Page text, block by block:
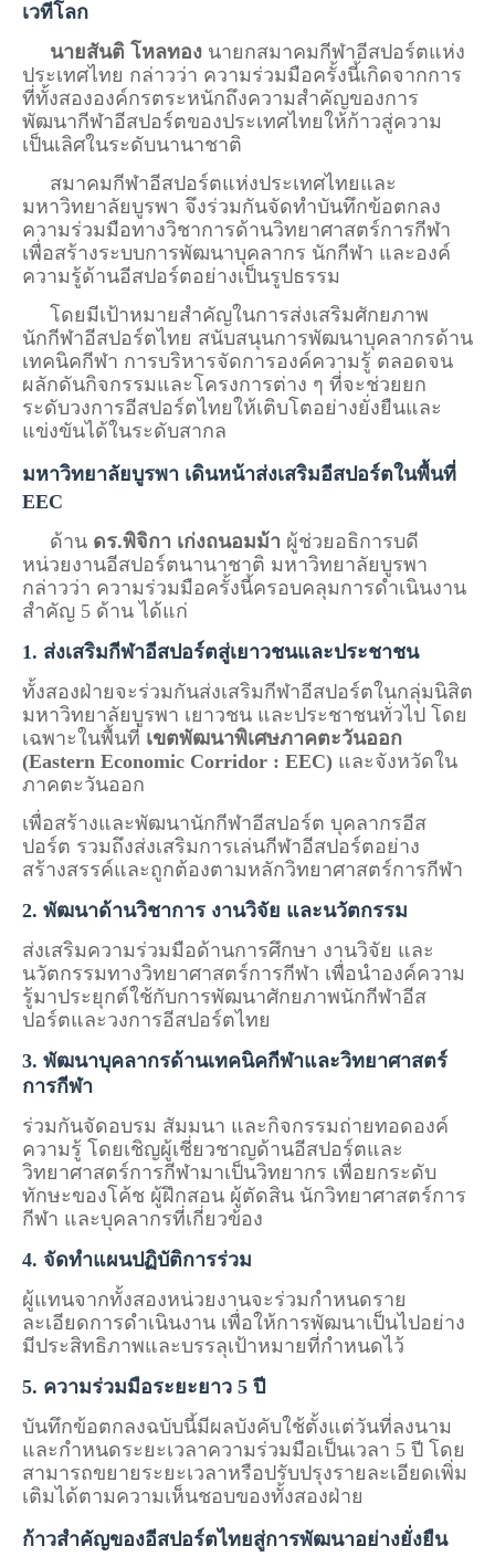
เวทีโลก
นายสันติ โหลทอง นายกสมาคมกีฬาอีสปอร์ตแห่ง
ประเทศไทย กล่าวว่า ความร่วมมือครั้งนี้เกิดจากการ
ที่ทั้งสององค์กรตระหนักถึงความสำคัญของการ
พัฒนากีฬาอีสปอร์ตของประเทศไทยให้ก้าวสู่ความ
เป็นเลิศในระดับนานาชาติ
สมาคมกีฬาอีสปอร์ตแห่งประเทศไทยและ
มหาวิทยาลัยบูรพา จึงร่วมกันจัดทำบันทึกข้อตกลง
ความร่วมมือทางวิชาการด้านวิทยาศาสตร์การกีฬา
เพื่อสร้างระบบการพัฒนาบุคลากร นักกีฬา และองค์
ความรู้ด้านอีสปอร์ตอย่างเป็นรูปธรรม
โดยมีเป้าหมายสำคัญในการส่งเสริมศักยภาพ
นักกีฬาอีสปอร์ตไทย สนับสนุนการพัฒนาบุคลากรด้าน
เทคนิคกีฬา การบริหารจัดการองค์ความรู้ ตลอดจน
ผลักดันกิจกรรมและโครงการต่าง ๆ ที่จะช่วยยก
ระดับวงการอีสปอร์ตไทยให้เติบโตอย่างยั่งยืนและ
แข่งขันได้ในระดับสากล
มหาวิทยาลัยบูรพา เดินหน้าส่งเสริมอีสปอร์ตในพื้นที่
EEC
ด้าน ดร.พิจิกา เก่งถนอมม้า ผู้ช่วยอธิการบดี
หน่วยงานอีสปอร์ตนานาชาติ มหาวิทยาลัยบูรพา
กล่าวว่า ความร่วมมือครั้งนี้ครอบคลุมการดำเนินงาน
สำคัญ 5 ด้าน ได้แก่
1. ส่งเสริมกีฬาอีสปอร์ตสู่เยาวชนและประชาชน
ทั้งสองฝ่ายจะร่วมกันส่งเสริมกีฬาอีสปอร์ตในกลุ่มนิสิต
มหาวิทยาลัยบูรพา เยาวชน และประชาชนทั่วไป โดย
เฉพาะในพื้นที่ เขตพัฒนาพิเศษภาคตะวันออก
(Eastern Economic Corridor : EEC) และจังหวัดใน
ภาคตะวันออก
เพื่อสร้างและพัฒนานักกีฬาอีสปอร์ต บุคลากรอีส
ปอร์ต รวมถึงส่งเสริมการเล่นกีฬาอีสปอร์ตอย่าง
สร้างสรรค์และถูกต้องตามหลักวิทยาศาสตร์การกีฬา
2. พัฒนาด้านวิชาการ งานวิจัย และนวัตกรรม
ส่งเสริมความร่วมมือด้านการศึกษา งานวิจัย และ
นวัตกรรมทางวิทยาศาสตร์การกีฬา เพื่อนำองค์ความ
รู้มาประยุกต์ใช้กับการพัฒนาศักยภาพนักกีฬาอีส
ปอร์ตและวงการอีสปอร์ตไทย
3. พัฒนาบุคลากรด้านเทคนิคกีฬาและวิทยาศาสตร์
การกีฬา
ร่วมกันจัดอบรม สัมมนา และกิจกรรมถ่ายทอดองค์
ความรู้ โดยเชิญผู้เชี่ยวชาญด้านอีสปอร์ตและ
วิทยาศาสตร์การกีฬามาเป็นวิทยากร เพื่อยกระดับ
ทักษะของโค้ช ผู้ฝึกสอน ผู้ตัดสิน นักวิทยาศาสตร์การ
กีฬา และบุคลากรที่เกี่ยวข้อง
4. จัดทำแผนปฏิบัติการร่วม
ผู้แทนจากทั้งสองหน่วยงานจะร่วมกำหนดราย
ละเอียดการดำเนินงาน เพื่อให้การพัฒนาเป็นไปอย่าง
มีประสิทธิภาพและบรรลุเป้าหมายที่กำหนดไว้
5. ความร่วมมือระยะยาว 5 ปี
บันทึกข้อตกลงฉบับนี้มีผลบังคับใช้ตั้งแต่วันที่ลงนาม
และกำหนดระยะเวลาความร่วมมือเป็นเวลา 5 ปี โดย
สามารถขยายระยะเวลาหรือปรับปรุงรายละเอียดเพิ่ม
เติมได้ตามความเห็นชอบของทั้งสองฝ่าย
ก้าวสำคัญของอีสปอร์ตไทยสู่การพัฒนาอย่างยั่งยืน